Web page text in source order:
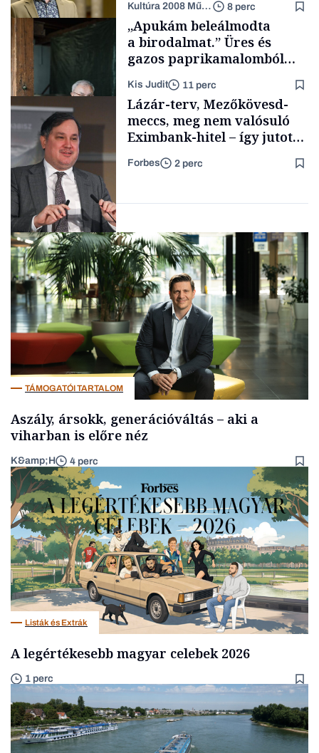
Energia
Támogatói tartalom
Kultúra 2008 Művészeti Nonprofit Kft. 8 perc
Családi
vállalkozások
„Apukám beleálmodta
a birodalmat.” Üres és
gazos paprikamalomból
lett az igazi családi
fűszersztori
Kis Judit 11 perc
Magyar cégek
Lázár-terv, Mezőkövesd-
meccs, meg nem valósuló
Eximbank-hitel – így jutott
el a bezárásig a 70 éves
téglagyár
Forbes 2 perc
TÁMOGATÓI TARTALOM
Aszály, ársokk, generációváltás – aki a
viharban is előre néz
K&amp;H 4 perc
Listák és Extrák
A legértékesebb magyar celebek 2026
1 perc